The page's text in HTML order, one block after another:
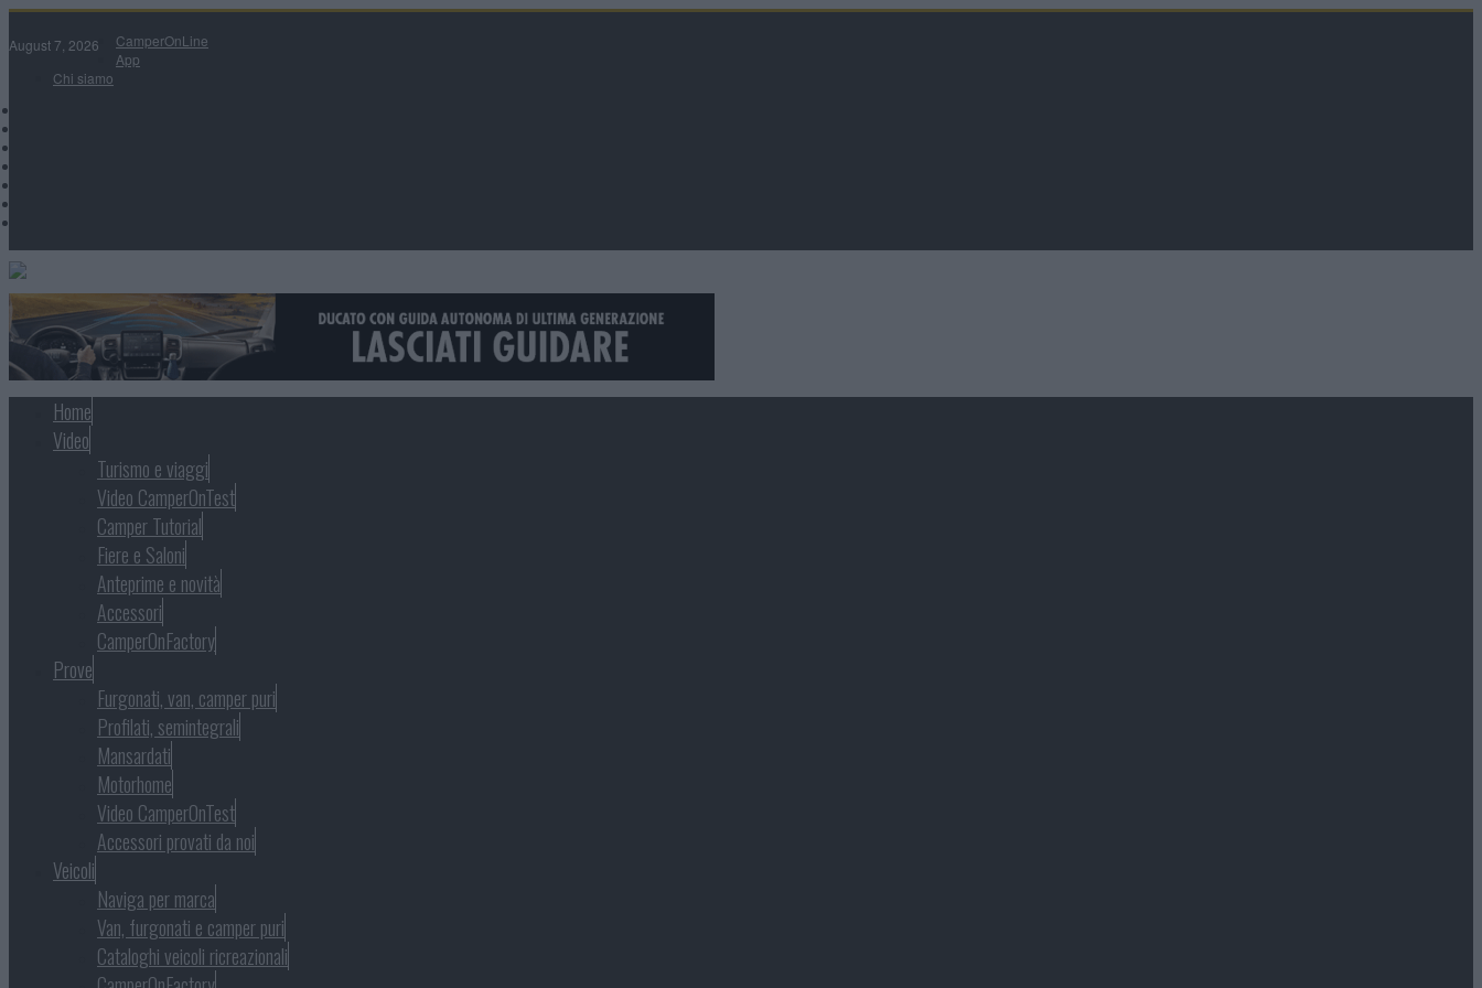
August 7, 2026
CamperOnLine
App
Chi siamo
Home
Video
Turismo e viaggi
Video CamperOnTest
Camper Tutorial
Fiere e Saloni
Anteprime e novità
Accessori
CamperOnFactory
Prove
Furgonati, van, camper puri
Profilati, semintegrali
Mansardati
Motorhome
Video CamperOnTest
Accessori provati da noi
Veicoli
Naviga per marca
Van, furgonati e camper puri
Cataloghi veicoli ricreazionali